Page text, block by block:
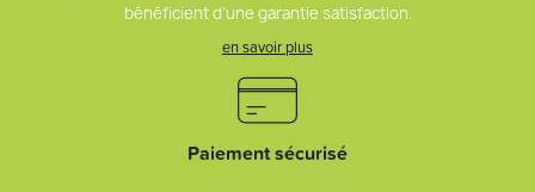
bénéficient d’une garantie satisfaction.
en savoir plus
Paiement sécurisé